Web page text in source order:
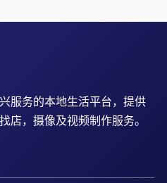
服务的本地生活平台，提供
店，摄像及视频制作服务。